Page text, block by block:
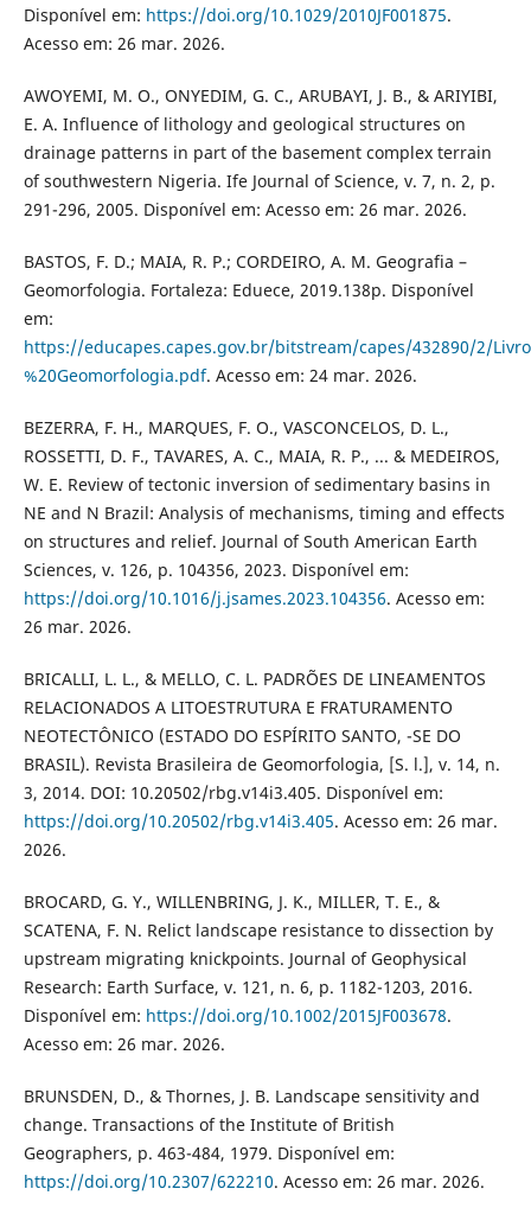
Disponível em: https://doi.org/10.1029/2010JF001875.
Acesso em: 26 mar. 2026.
AWOYEMI, M. O., ONYEDIM, G. C., ARUBAYI, J. B., & ARIYIBI,
E. A. Influence of lithology and geological structures on
drainage patterns in part of the basement complex terrain
of southwestern Nigeria. Ife Journal of Science, v. 7, n. 2, p.
291-296, 2005. Disponível em: Acesso em: 26 mar. 2026.
BASTOS, F. D.; MAIA, R. P.; CORDEIRO, A. M. Geografia –
Geomorfologia. Fortaleza: Eduece, 2019.138p. Disponível
em:
https://educapes.capes.gov.br/bitstream/capes/432890/2/
%20Geomorfologia.pdf. Acesso em: 24 mar. 2026.
BEZERRA, F. H., MARQUES, F. O., VASCONCELOS, D. L.,
ROSSETTI, D. F., TAVARES, A. C., MAIA, R. P., ... & MEDEIROS,
W. E. Review of tectonic inversion of sedimentary basins in
NE and N Brazil: Analysis of mechanisms, timing and effects
on structures and relief. Journal of South American Earth
Sciences, v. 126, p. 104356, 2023. Disponível em:
https://doi.org/10.1016/j.jsames.2023.104356. Acesso em:
26 mar. 2026.
BRICALLI, L. L., & MELLO, C. L. PADRÕES DE LINEAMENTOS
RELACIONADOS A LITOESTRUTURA E FRATURAMENTO
NEOTECTÔNICO (ESTADO DO ESPÍRITO SANTO, -SE DO
BRASIL). Revista Brasileira de Geomorfologia, [S. l.], v. 14, n.
3, 2014. DOI: 10.20502/rbg.v14i3.405. Disponível em:
https://doi.org/10.20502/rbg.v14i3.405. Acesso em: 26 mar.
2026.
BROCARD, G. Y., WILLENBRING, J. K., MILLER, T. E., &
SCATENA, F. N. Relict landscape resistance to dissection by
upstream migrating knickpoints. Journal of Geophysical
Research: Earth Surface, v. 121, n. 6, p. 1182-1203, 2016.
Disponível em: https://doi.org/10.1002/2015JF003678.
Acesso em: 26 mar. 2026.
BRUNSDEN, D., & Thornes, J. B. Landscape sensitivity and
change. Transactions of the Institute of British
Geographers, p. 463-484, 1979. Disponível em:
https://doi.org/10.2307/622210. Acesso em: 26 mar. 2026.